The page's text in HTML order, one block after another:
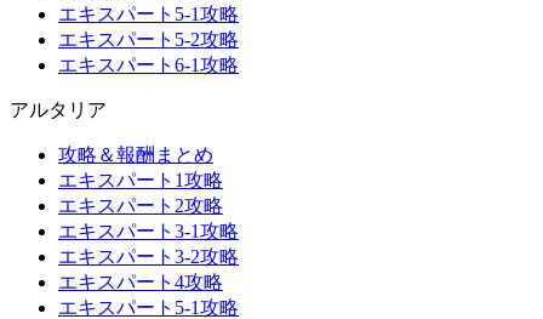
エキスパート5-1攻略
エキスパート5-2攻略
エキスパート6-1攻略
アルタリア
攻略＆報酬まとめ
エキスパート1攻略
エキスパート2攻略
エキスパート3-1攻略
エキスパート3-2攻略
エキスパート4攻略
エキスパート5-1攻略